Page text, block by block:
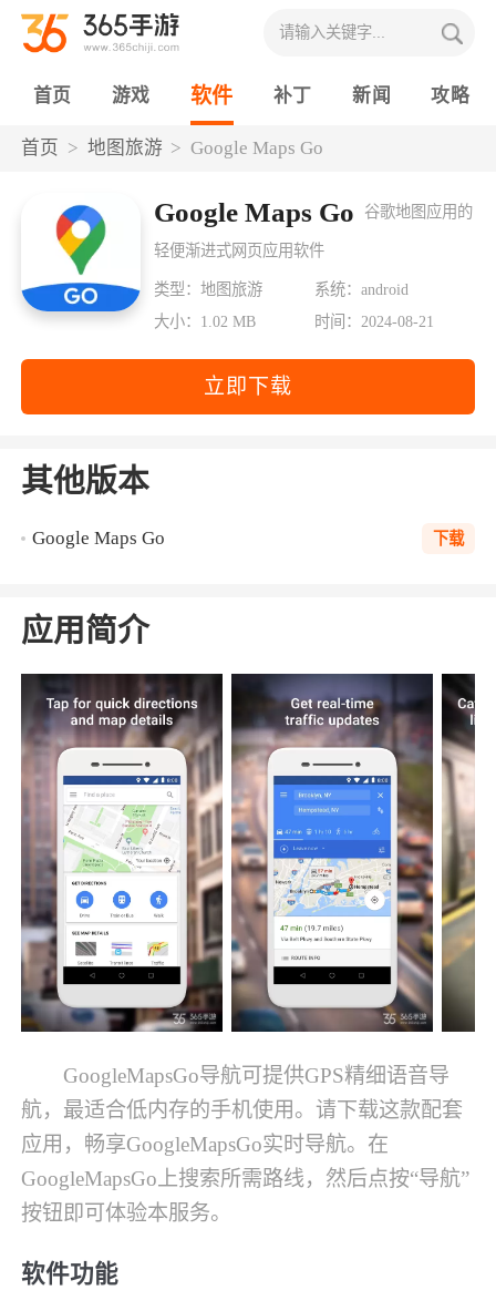
首页 游戏 软件 补丁 新闻 攻略
首页 地图旅游 Google Maps Go
Google Maps Go 谷歌地图应用的
轻便渐进式网页应用软件
类型：地图旅游
系统：android
大小：1.02 MB
时间：2024-08-21
立即下载
其他版本
Google Maps Go 下载
应用简介
GoogleMapsGo导航可提供GPS精细语音导
航，最适合低内存的手机使用。请下载这款配套
应用，畅享GoogleMapsGo实时导航。在
GoogleMapsGo上搜索所需路线，然后点按“导航”
按钮即可体验本服务。
软件功能